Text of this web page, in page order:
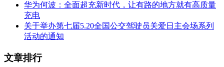
华为何波：全面超充新时代，让有路的地方就有高质量
充电
关于举办第七届5.20全国公交驾驶员关爱日主会场系列
活动的通知
文章排行